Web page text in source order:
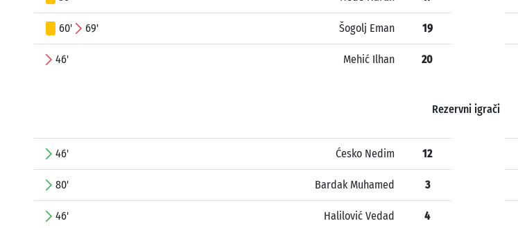
60' 69' Šogolj Eman 19
46' Mehić Ilhan 20
Rezervni igrači
46' Ćesko Nedim 12
80' Bardak Muhamed 3
46' Halilović Vedad 4